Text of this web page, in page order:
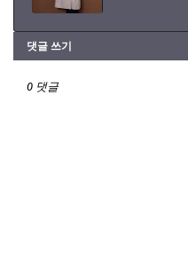
댓글 쓰기
0 댓글